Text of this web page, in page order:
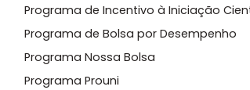
Programa de Incentivo à Iniciação
Programa de Bolsa por Desempenho
Programa Nossa Bolsa
Programa Prouni